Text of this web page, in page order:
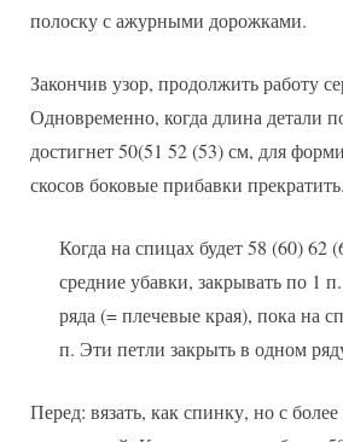
полоску с ажурными дорожками.
Закончив узор, продолжить работу
Одновременно, когда длина детали
достигнет 50(51 52 (53) см, для
скосов боковые прибавки прекратить.
Когда на спицах будет 58 (60) 62
средние убавки, закрывать по 1
ряда (= плечевые края), пока на
п. Эти петли закрыть в одном
Перед: вязать, как спинку, но с более